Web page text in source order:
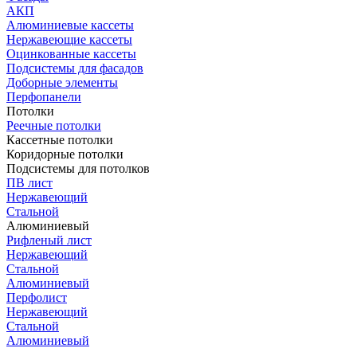
АКП
Алюминиевые кассеты
Нержавеющие кассеты
Оцинкованные кассеты
Подсистемы для фасадов
Доборные элементы
Перфопанели
Потолки
Реечные потолки
Кассетные потолки
Коридорные потолки
Подсистемы для потолков
ПВ лист
Нержавеющий
Стальной
Алюминиевый
Рифленый лист
Нержавеющий
Стальной
Алюминиевый
Перфолист
Нержавеющий
Стальной
Алюминиевый